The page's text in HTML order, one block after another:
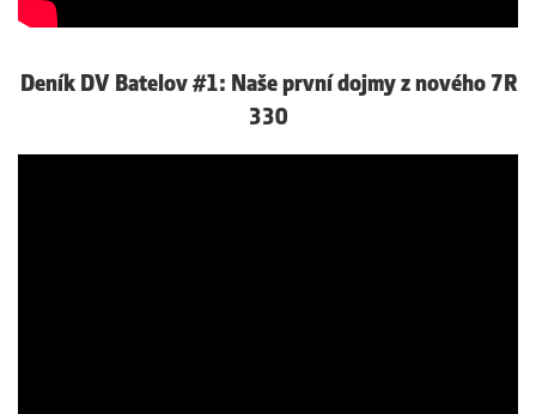
Deník DV Batelov #1: Naše první dojmy z nového 7R
330